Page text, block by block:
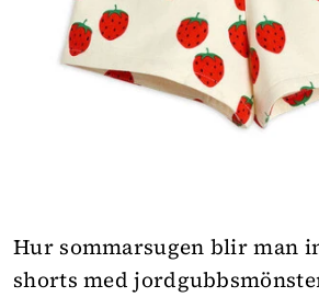
Hur sommarsugen blir man
shorts med